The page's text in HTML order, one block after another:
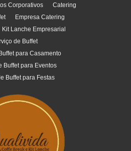
Corporativos
Catering
Empresa Catering
Kit Lanche Empresarial
de Buffet
para Casamento
Buffet para Eventos
Buffet para Festas